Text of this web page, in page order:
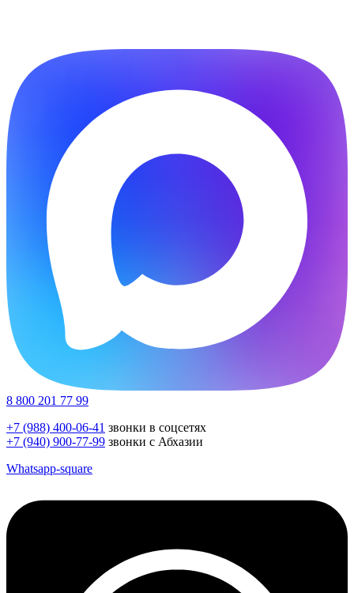
8 800 201 77 99
+7 (988) 400-06-41 звонки в соцсетях
+7 (940) 900-77-99 звонки с Абхазии
Whatsapp-square